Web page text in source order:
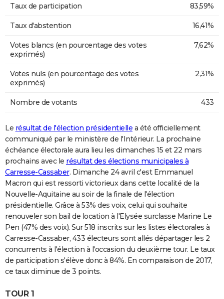
Taux de participation 83,59%
Taux d'abstention 16,41%
Votes blancs (en pourcentage des votes
exprimés)
7,62%
Votes nuls (en pourcentage des votes
exprimés)
2,31%
Nombre de votants 433
Le résultat de l'élection présidentielle a été officiellement
communiqué par le ministère de l'Intérieur. La prochaine
échéance électorale aura lieu les dimanches 15 et 22 mars
prochains avec le résultat des élections municipales à
Carresse-Cassaber. Dimanche 24 avril c'est Emmanuel
Macron qui est ressorti victorieux dans cette localité de la
Nouvelle-Aquitaine au soir de la finale de l'élection
présidentielle. Grâce à 53% des voix, celui qui souhaite
renouveler son bail de location à l'Elysée surclasse Marine Le
Pen (47% des voix). Sur 518 inscrits sur les listes électorales à
Carresse-Cassaber, 433 électeurs sont allés départager les 2
concurrents à l'élection à l'occasion du deuxième tour. Le taux
de participation s'élève donc à 84%. En comparaison de 2017,
ce taux diminue de 3 points.
TOUR 1